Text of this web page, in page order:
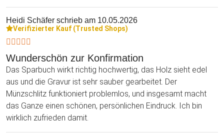
Heidi Schäfer schrieb am 10.05.2026
Verifizierter Kauf (Trusted Shops)
Wunderschön zur Konfirmation
Das Sparbuch wirkt richtig hochwertig, das Holz sieht edel
aus und die Gravur ist sehr sauber gearbeitet. Der
Münzschlitz funktioniert problemlos, und insgesamt macht
das Ganze einen schönen, persönlichen Eindruck. Ich bin
wirklich zufrieden damit.